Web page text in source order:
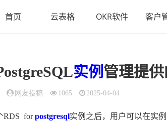
首页 云表格 OKR软件 客户
实例 管理提
网友投稿 1065 2025-04-04
RDS forpostgresql实例之后，用户可以在实